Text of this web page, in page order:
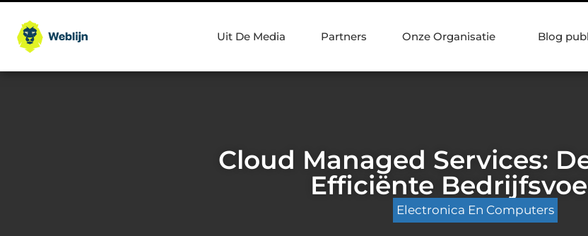
Uit De Media Partners Onze Organisatie Blog
Cloud Managed Services:
Efficiënte
Electronica En Computers